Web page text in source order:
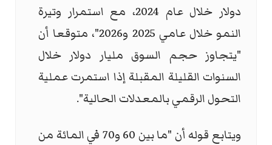
دولار خلال عام 2024، مع استمرار وتيرة
النمو خلال عامي 2025 و2026"، متوقعا أن
"يتجاوز حجم السوق مليار دولار خلال
السنوات القليلة المقبلة إذا استمرت عملية
التحول الرقمي بالمعدلات الحالية".
ويتابع قوله أن "ما بين 60 و70 في المائة من